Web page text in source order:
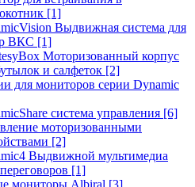
[1]
Выдвижная система для
ВКС [1]
Моторизованный корпус
и салфеток [2]
для мониторов серии Dynamic
система управления [6]
моторизованными
[2]
Выдвижной мультимедиа
[1]
мониторы Albiral [3]